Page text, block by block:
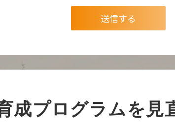
成プログラムを見